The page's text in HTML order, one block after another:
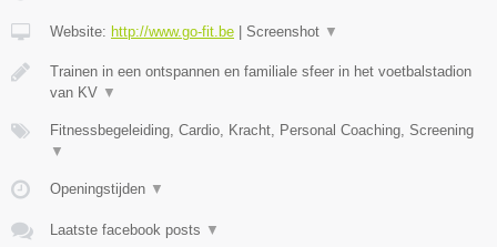
Website: http://www.go-fit.be | Screenshot ▼
Trainen in een ontspannen en familiale sfeer in het voetbalstadion
van KV ▼
Fitnessbegeleiding, Cardio, Kracht, Personal Coaching, Screening
▼
Openingstijden ▼
Laatste facebook posts ▼